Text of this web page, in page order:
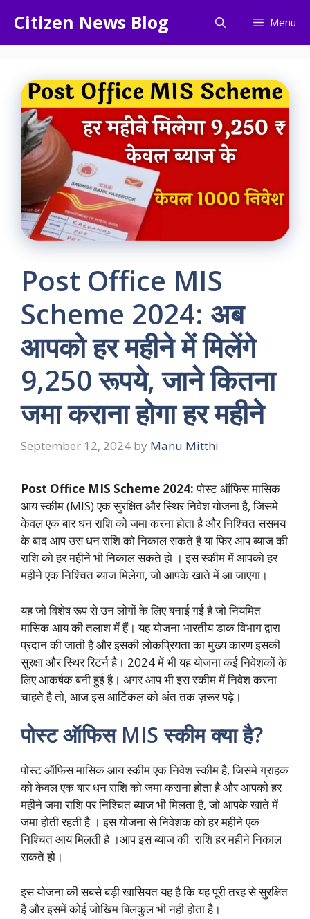
content
Citizen News Blog Menu
Post Office MIS
Scheme 2024: अब
आपको हर महीने में मिलेंगे
9,250 रूपये, जाने कितना
जमा कराना होगा हर महीने
September 12, 2024 by Manu Mitthi
Post Office MIS Scheme 2024:पोस्ट ऑफिस मासिक
आय स्कीम (MIS) एक सुरक्षित और स्थिर निवेश योजना है, जिसमे
केवल एक बार धन राशि को जमा करना होता है और निश्चित ससमय
के बाद आप उस धन राशि को निकाल सकते है या फिर आप ब्याज की
राशि को हर महीने भी निकाल सकते हो । इस स्कीम में आपको हर
महीने एक निश्चित ब्याज मिलेगा, जो आपके खाते में आ जाएगा।
यह जो विशेष रूप से उन लोगों के लिए बनाई गई है जो नियमित
मासिक आय की तलाश में हैं। यह योजना भारतीय डाक विभाग द्वारा
प्रदान की जाती है और इसकी लोकप्रियता का मुख्य कारण इसकी
सुरक्षा और स्थिर रिटर्न है। 2024 में भी यह योजना कई निवेशकों के
लिए आकर्षक बनी हुई है। अगर आप भी इस स्कीम में निवेश करना
चाहते है तो, आज इस आर्टिकल को अंत तक ज़रूर पढ़े।
पोस्ट ऑफिस MIS स्कीम क्या है?
पोस्ट ऑफिस मासिक आय स्कीम एक निवेश स्कीम है, जिसमे ग्राहक
को केवल एक बार धन राशि को जमा कराना होता है और आपको हर
महीने जमा राशि पर निश्चित ब्याज भी मिलता है, जो आपके खाते में
जमा होती रहती है । इस योजना से निवेशक को हर महीने एक
निश्चित आय मिलती है ।आप इस ब्याज की राशि हर महीने निकाल
सकते हो।
इस योजना की सबसे बड़ी खासियत यह है कि यह पूरी तरह से सुरक्षित
है और इसमें कोई जोखिम बिलकुल भी नही होता है।